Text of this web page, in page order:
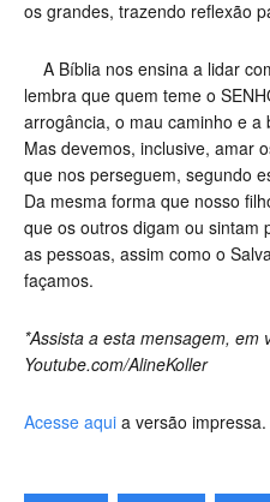
os grandes, trazendo reflexão
A Bíblia nos ensina a lidar
lembra que quem teme o
arrogância, o mau caminho e a
Mas devemos, inclusive, amar
que nos perseguem, segundo
Da mesma forma que nosso
que os outros digam ou sintam
as pessoas, assim como o
façamos.
*Assista a esta mensagem, em
Youtube.com/AlineKoller
Acesse aqui a versão impressa.